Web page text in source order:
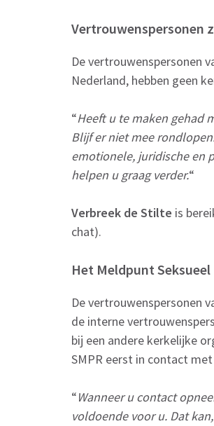
Vertrouwenspersonen
De vertrouwenspersonen
Nederland, hebben geen
“Heeft u te maken gehad
Blijf er niet mee
emotionele, juridische en
helpen u graag verder.“
Verbreek de Stilte is
chat).
Het Meldpunt
De vertrouwenspersonen
de interne
bij een andere kerkelijke
SMPR eerst in contact
“Wanneer u contact
voldoende voor u. Dat